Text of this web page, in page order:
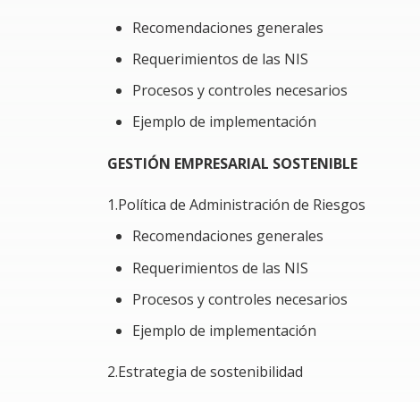
Sanciones fiscales basadas en los IBSO
controlador o tenga el control efectivo de
Mitigar cualquier inconsistencia en la
considerando que, por ministerio de Ley,
Ordinaria de Accionistas.
efectos fiscales; trascendiendo como parte
normas de información de sostenibilidad
correspondientes ya se encuentran
Recomendaciones generales
Requerimientos de las NIS
Procesos y controles necesarios
Ejemplo de implementación
GESTIÓN EMPRESARIAL SOSTENIBLE
1.Política de Administración de Riesgos
Recomendaciones generales
Requerimientos de las NIS
Procesos y controles necesarios
Ejemplo de implementación
2.Estrategia de sostenibilidad